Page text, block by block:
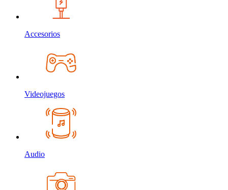
Accesorios
Videojuegos
Audio